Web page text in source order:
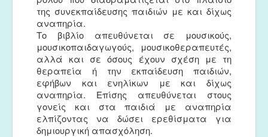
της συνεκπαίδευσης παιδιών με και δίχως
αναπηρία.
Το βιβλίο απευθύνεται σε μουσικούς,
μουσικοπαιδαγωγούς, μουσικοθεραπευτές,
αλλά και σε όσους έχουν σχέση με τη
θεραπεία ή την εκπαίδευση παιδιών,
εφήβων και ενηλίκων με και δίχως
αναπηρία. Επίσης απευθύνεται στους
γονείς και στα παιδιά με αναπηρία
ελπίζοντας να δώσει ερεθίσματα για
δημιουργική απασχόληση.